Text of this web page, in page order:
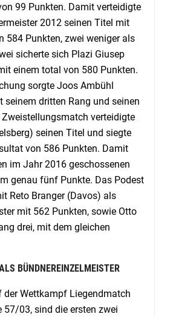
99 Punkten. Damit verteidigte
2012 seinen Titel mit
584 Punkten, zwei weniger als
sicherte sich Plazi Giusep
einem total von 580 Punkten.
sorgte Joos Ambühl
seinem dritten Rang und seinen
verteidigte
seinen Titel und siegte
von 586 Punkten. Damit
im Jahr 2016 geschossenen
genau fünf Punkte. Das Podest
Reto Branger (Davos) als
mit 562 Punkten, sowie Otto
drei, mit dem gleichen
BÜNDNEREINZELMEISTER
der Wettkampf Liegendmatch
57/03, sind die ersten zwei